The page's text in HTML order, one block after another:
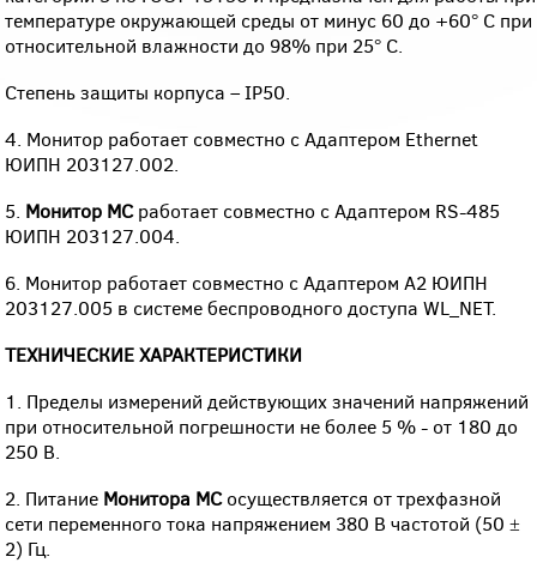
температуре окружающей среды от минус 60 до +60° С при
относительной влажности до 98% при 25° С.
Степень защиты корпуса – IP50.
4. Монитор работает совместно с Адаптером Ethernet
ЮИПН 203127.002.
5. Монитор МСработает совместно с Адаптером RS-485
ЮИПН 203127.004.
6. Монитор работает совместно с Адаптером А2 ЮИПН
203127.005 в системе беспроводного доступа WL_NET.
ТЕХНИЧЕСКИЕ ХАРАКТЕРИСТИКИ
1. Пределы измерений действующих значений напряжений
при относительной погрешности не более 5 % - от 180 до
250 В.
2. Питание Монитора МСосуществляется от трехфазной
сети переменного тока напряжением 380 В частотой (50 ±
2) Гц.